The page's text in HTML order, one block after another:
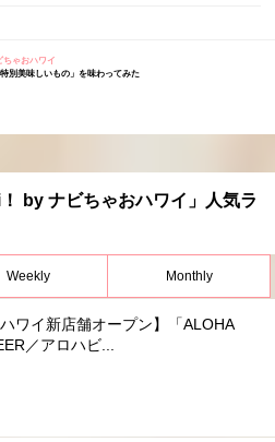
ゃおハワイ
別美味しいもの」を味わってみた
by ナビちゃおハワイ」人気ラ
Weekly Monthly
ハワイ新店舗オープン】「ALOHA
／アロハビ...